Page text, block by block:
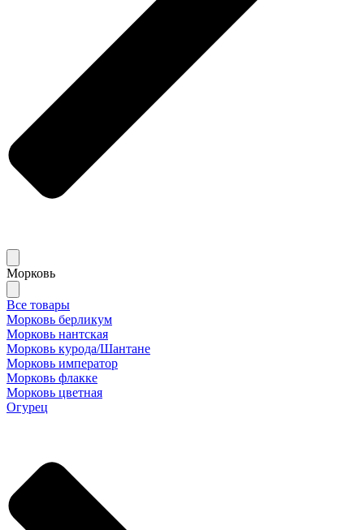
Морковь
Все товары
Морковь берликум
Морковь нантская
Морковь курода/Шантане
Морковь император
Морковь флакке
Морковь цветная
Огурец